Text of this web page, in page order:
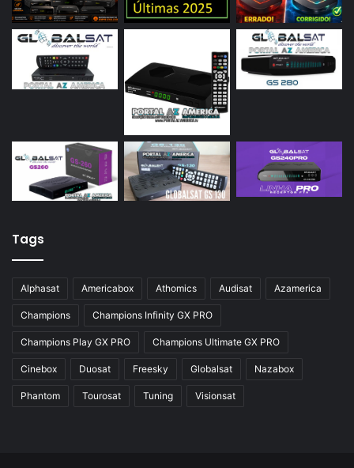
Tags
Alphasat Americabox Athomics Audisat Azamerica
Champions Champions Infinity GX PRO
Champions Play GX PRO Champions Ultimate GX PRO
Cinebox Duosat Freesky Globalsat Nazabox
Phantom Tourosat Tuning Visionsat